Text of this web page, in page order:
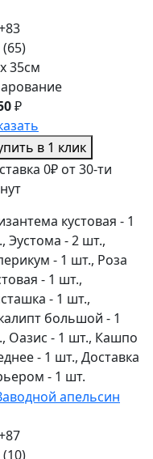
(65)
35см
₽
в 1 клик
0₽ от 30-ти
кустовая - 1
Эустома - 2 шт.,
- 1 шт., Роза
- 1 шт.,
- 1 шт.,
большой - 1
Оазис - 1 шт., Кашпо
- 1 шт., Доставка
- 1 шт.
(10)